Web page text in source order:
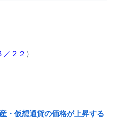
／２２ ）
・仮想通貨の価格が上昇する